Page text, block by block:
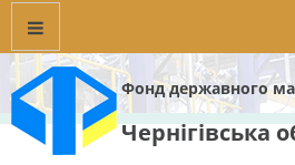
Фонд державного
Чернігівська